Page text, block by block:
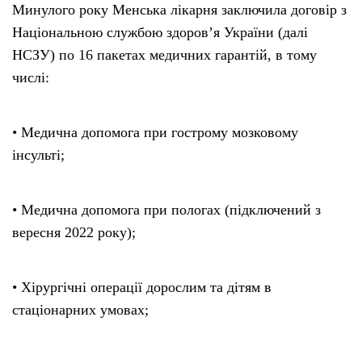
Минулого року Менська лікарня заключила договір з
Національною службою здоров’я України (далі
НСЗУ) по 16 пакетах медичних гарантій, в тому
числі:
• Медична допомога при гострому мозковому
інсульті;
• Медична допомога при пологах (підключений з
вересня 2022 року);
• Хірургічні операції дорослим та дітям в
стаціонарних умовах;